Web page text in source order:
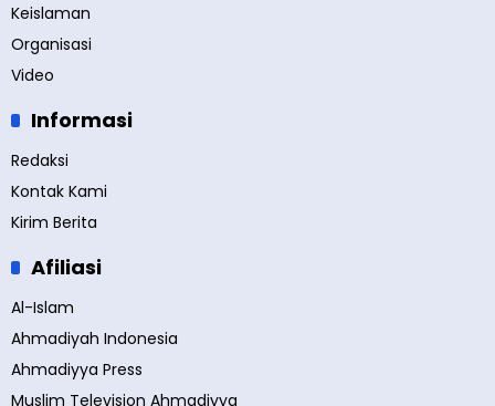
Keislaman
Organisasi
Video
Informasi
Redaksi
Kontak Kami
Kirim Berita
Afiliasi
Al-Islam
Ahmadiyah Indonesia
Ahmadiyya Press
Muslim Television Ahmadiyya